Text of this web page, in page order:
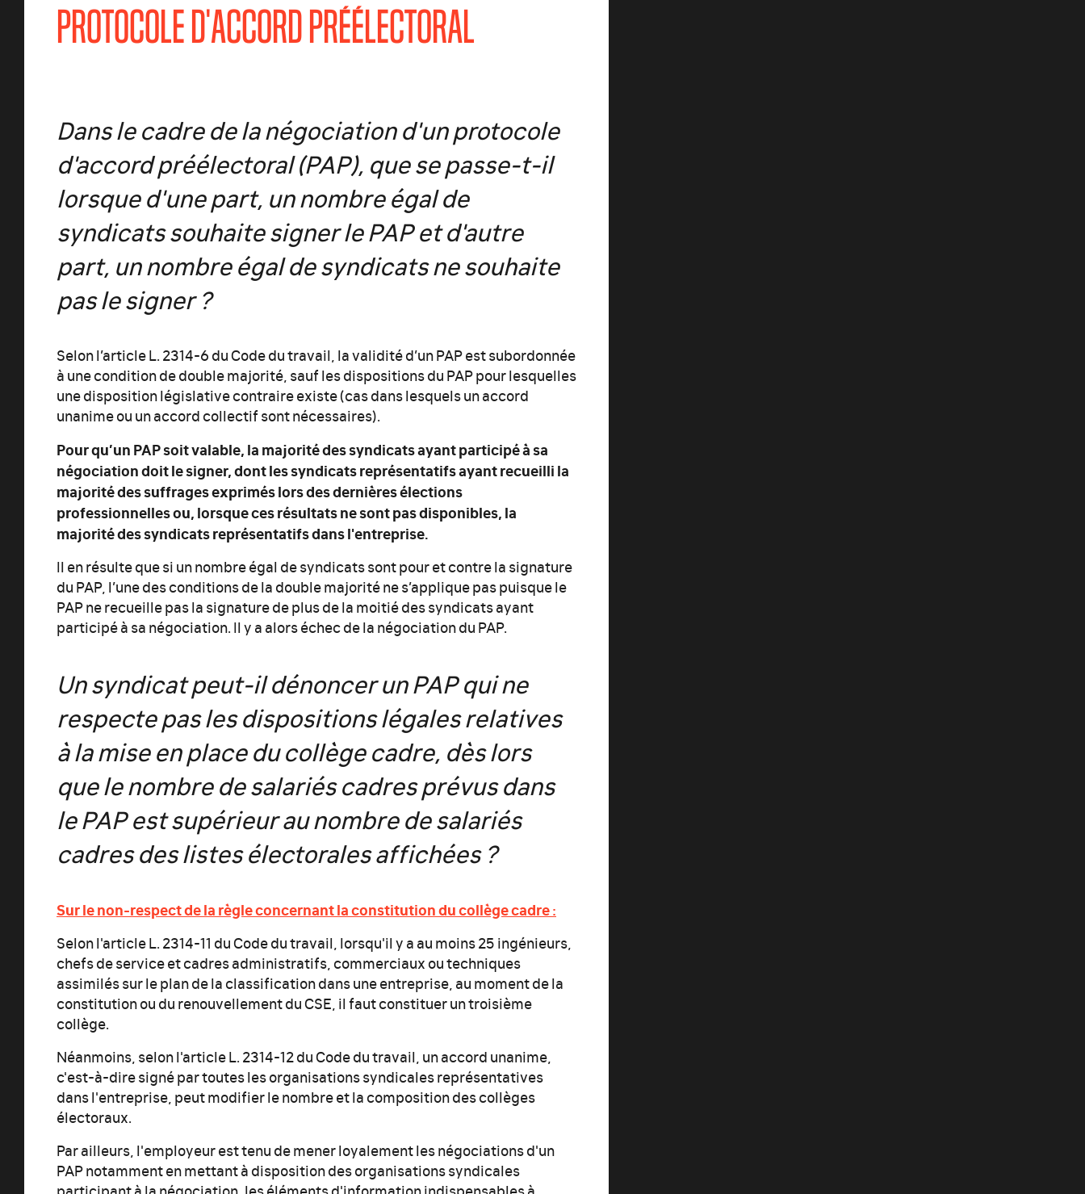
PROTOCOLE D'ACCORD PRÉÉLECTORAL
Dans le cadre de la négociation d'un protocole
d'accord préélectoral (PAP), que se passe-t-il
lorsque d'une part, un nombre égal de
syndicats souhaite signer le PAP et d'autre
part, un nombre égal de syndicats ne souhaite
pas le signer ?
Selon l’article L. 2314-6 du Code du travail, la validité d’un PAP est subordonnée
à une condition de double majorité, sauf les dispositions du PAP pour lesquelles
une disposition législative contraire existe (cas dans lesquels un accord
unanime ou un accord collectif sont nécessaires).
Pour qu’un PAP soit valable, la majorité des syndicats ayant participé à sa
négociation doit le signer, dont les syndicats représentatifs ayant recueilli la
majorité des suffrages exprimés lors des dernières élections
professionnelles ou, lorsque ces résultats ne sont pas disponibles, la
majorité des syndicats représentatifs dans l'entreprise.
Il en résulte que si un nombre égal de syndicats sont pour et contre la signature
du PAP, l’une des conditions de la double majorité ne s’applique pas puisque le
PAP ne recueille pas la signature de plus de la moitié des syndicats ayant
participé à sa négociation. Il y a alors échec de la négociation du PAP.
Un syndicat peut-il dénoncer un PAP qui ne
respecte pas les dispositions légales relatives
à la mise en place du collège cadre, dès lors
que le nombre de salariés cadres prévus dans
le PAP est supérieur au nombre de salariés
cadres des listes électorales affichées ?
Sur le non-respect de la règle concernant la constitution du collège cadre :
Selon l'article L. 2314-11 du Code du travail, lorsqu'il y a au moins 25 ingénieurs,
chefs de service et cadres administratifs, commerciaux ou techniques
assimilés sur le plan de la classification dans une entreprise, au moment de la
constitution ou du renouvellement du CSE, il faut constituer un troisième
collège.
Néanmoins, selon l'article L. 2314-12 du Code du travail, un accord unanime,
c'est-à-dire signé par toutes les organisations syndicales représentatives
dans l'entreprise, peut modifier le nombre et la composition des collèges
électoraux.
Par ailleurs, l'employeur est tenu de mener loyalement les négociations d'un
PAP notamment en mettant à disposition des organisations syndicales